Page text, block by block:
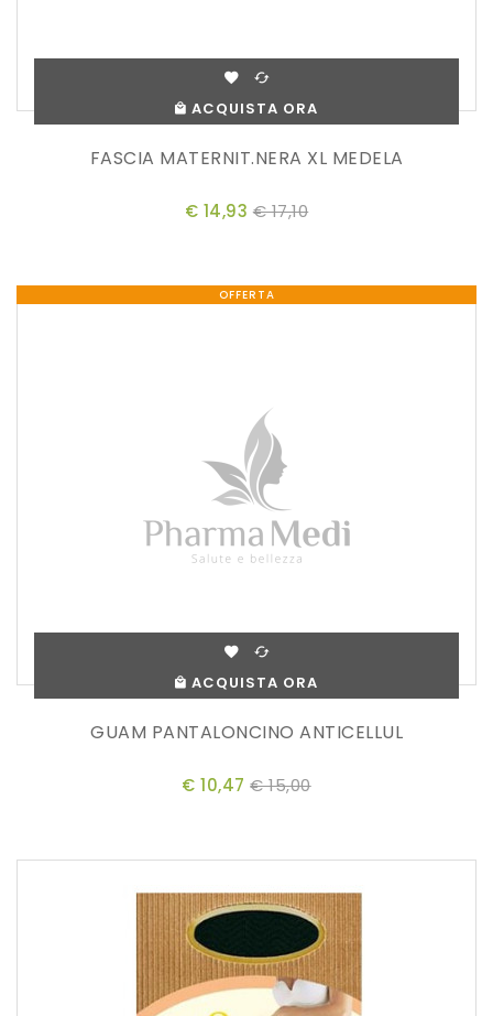
ACQUISTA ORA
FASCIA MATERNIT.NERA XL MEDELA
€ 14,93 € 17,10
OFFERTA
ACQUISTA ORA
GUAM PANTALONCINO ANTICELLUL
€ 10,47 € 15,00